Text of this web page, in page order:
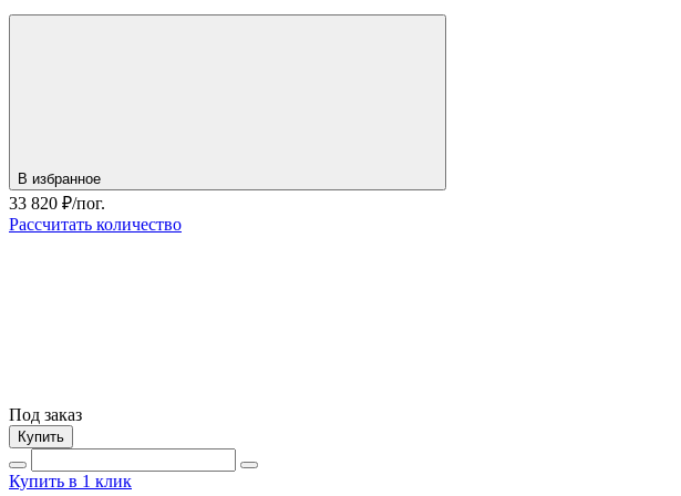
В избранное
33 820 ₽/пог.
Рассчитать количество
Под заказ
Купить
Купить в 1 клик